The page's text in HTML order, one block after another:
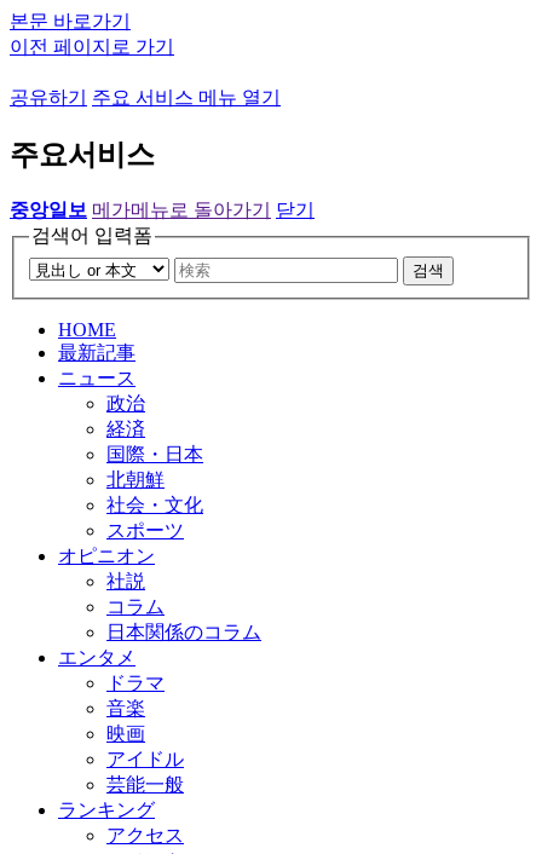
본문 바로가기
이전 페이지로 가기
공유하기 주요 서비스 메뉴 열기
주요서비스
중앙일보 메가메뉴로 돌아가기
닫기
검색어 입력폼
검색
HOME
最新記事
ニュース
政治
経済
国際・日本
北朝鮮
社会・文化
スポーツ
オピニオン
社説
コラム
日本関係のコラム
エンタメ
ドラマ
音楽
映画
アイドル
芸能一般
ランキング
アクセス